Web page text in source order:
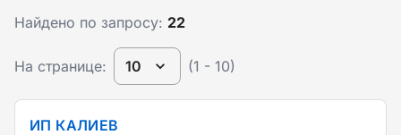
Найдено по запросу: 22
На странице: 10 (1 - 10)
ИП КАЛИЕВ